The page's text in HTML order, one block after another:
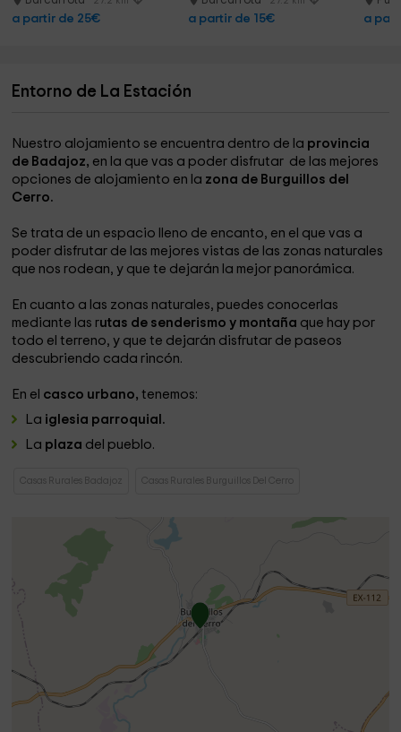
Situado en zona tranquila, el sueño y el descanso están
garantizados.
¿Que se puede hacer en los alrededores?
judería y sus gentes afables y amables.
Desde la casa se pueden desarrollar infinidad de rutas en
bicicleta, paseos, etc..
a partir de 25€ a partir de 15€ a
Entorno de La Estación
Nuestro alojamiento se encuentra dentro de la provincia
de Badajoz, en la que vas a poder disfrutar de las mejores
opciones de alojamiento en la zona de Burguillos del
Cerro.
Se trata de un espacio lleno de encanto, en el que vas a
poder disfrutar de las mejores vistas de las zonas naturales
que nos rodean, y que te dejarán la mejor panorámica.
En cuanto a las zonas naturales, puedes conocerlas
mediante las rutas de senderismo y montaña que hay por
todo el terreno, y que te dejarán disfrutar de paseos
descubriendo cada rincón.
En el casco urbano,tenemos:
La iglesia parroquial.
La plaza del pueblo.
Casas Rurales Badajoz Casas Rurales Burguillos Del Cerro